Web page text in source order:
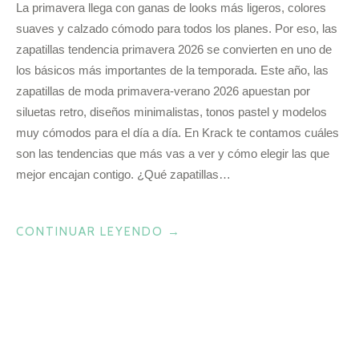
La primavera llega con ganas de looks más ligeros, colores
suaves y calzado cómodo para todos los planes. Por eso, las
zapatillas tendencia primavera 2026 se convierten en uno de
los básicos más importantes de la temporada. Este año, las
zapatillas de moda primavera-verano 2026 apuestan por
siluetas retro, diseños minimalistas, tonos pastel y modelos
muy cómodos para el día a día. En Krack te contamos cuáles
son las tendencias que más vas a ver y cómo elegir las que
mejor encajan contigo. ¿Qué zapatillas…
CONTINUAR LEYENDO
«ESTAS
→